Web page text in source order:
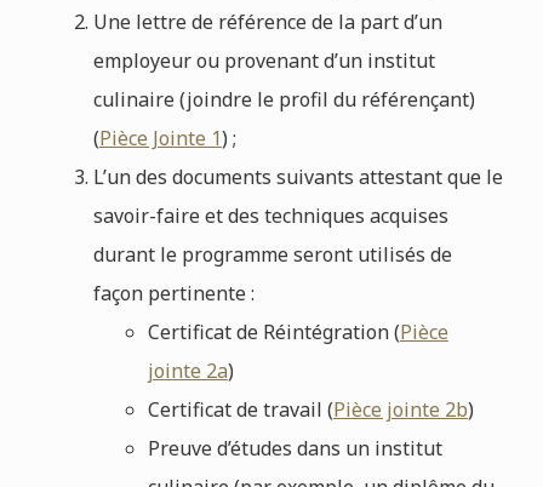
Une lettre de référence de la part d’un
employeur ou provenant d’un institut
culinaire (joindre le profil du référençant)
(Pièce Jointe 1) ;
L’un des documents suivants attestant que le
savoir-faire et des techniques acquises
durant le programme seront utilisés de
façon pertinente :
Certificat de Réintégration (Pièce
jointe 2a)
Certificat de travail (Pièce jointe 2b)
Preuve d’études dans un institut